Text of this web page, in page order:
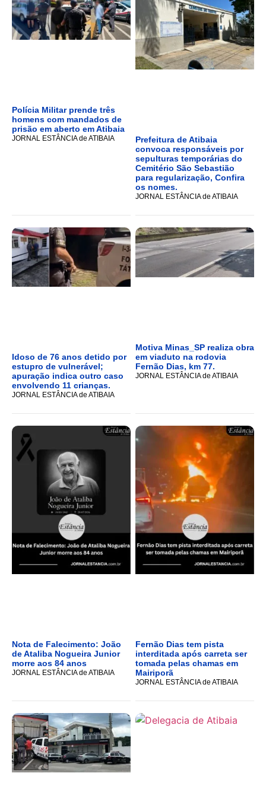
Polícia Militar prende três
homens com mandados de
prisão em aberto em Atibaia
JORNAL ESTÂNCIA de ATIBAIA
Prefeitura de Atibaia
convoca responsáveis por
sepulturas temporárias do
Cemitério São Sebastião
para regularização, Confira
os nomes.
JORNAL ESTÂNCIA de ATIBAIA
Idoso de 76 anos detido por
estupro de vulnerável;
apuração indica outro caso
envolvendo 11 crianças.
JORNAL ESTÂNCIA de ATIBAIA
Motiva Minas_SP realiza obra
em viaduto na rodovia
Fernão Dias, km 77.
JORNAL ESTÂNCIA de ATIBAIA
Nota de Falecimento: João
de Ataliba Nogueira Junior
morre aos 84 anos
JORNAL ESTÂNCIA de ATIBAIA
Fernão Dias tem pista
interditada após carreta ser
tomada pelas chamas em
Mairiporã
JORNAL ESTÂNCIA de ATIBAIA